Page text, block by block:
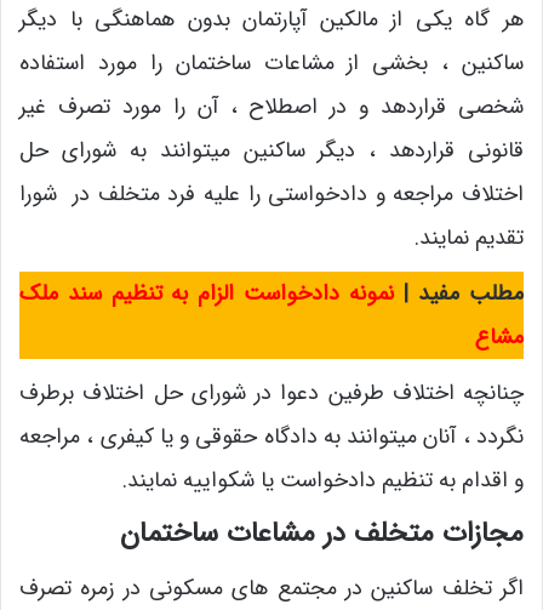
هر گاه یکی از مالکین آپارتمان بدون هماهنگی با دیگر
ساکنین ، بخشی از مشاعات ساختمان را مورد استفاده
شخصی قراردهد و در اصطلاح ، آن را مورد تصرف غیر
قانونی قراردهد ، دیگر ساکنین میتوانند به شورای حل
اختلاف مراجعه و دادخواستی را علیه فرد متخلف در شورا
تقدیم نمایند.
مطلب مفید |نمونه دادخواست الزام به تنظیم سند ملک
مشاع
چنانچه اختلاف طرفین دعوا در شورای حل اختلاف برطرف
نگردد ، آنان میتوانند به دادگاه حقوقی و یا کیفری ، مراجعه
و اقدام به تنظیم دادخواست یا شکواییه نمایند.
مجازات متخلف در مشاعات ساختمان
اگر تخلف ساکنین در مجتمع های مسکونی در زمره تصرف